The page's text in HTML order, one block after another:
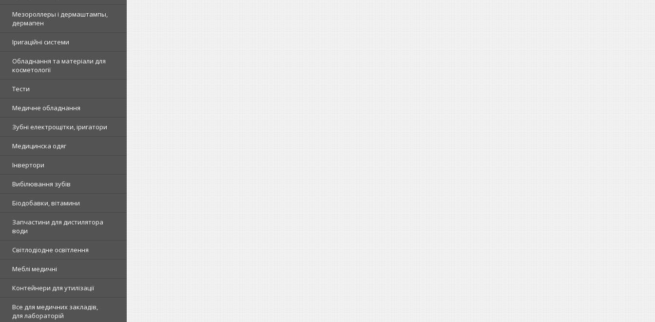
Мезороллеры і дермаштампы,
дермапен
Іригаційні системи
Обладнання та матеріали для
косметології
Тести
Медичне обладнання
Зубні електрощітки, іригатори
Медицинска одяг
Інвертори
Вибілювання зубів
Біодобавки, вітамини
Запчастини для дистилятора
води
Світлодіодне освітлення
Меблі медичні
Контейнери для утилізації
Все для медичних закладів,
для лабораторій